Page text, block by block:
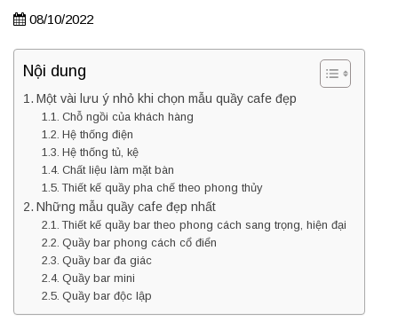
08/10/2022
Nội dung
Một vài lưu ý nhỏ khi chọn mẫu quầy cafe đẹp
Chỗ ngồi của khách hàng
Hệ thống điện
Hệ thống tủ, kệ
Chất liệu làm mặt bàn
Thiết kế quầy pha chế theo phong thủy
Những mẫu quầy cafe đẹp nhất
Thiết kế quầy bar theo phong cách sang trọng, hiện đại
Quầy bar phong cách cổ điển
Quầy bar đa giác
Quầy bar mini
Quầy bar độc lập